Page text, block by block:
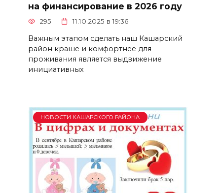
на финансирование в 2026 году
295 11.10.2025 в 19:36
Важным этапом сделать наш Кашарский
район краше и комфортнее для
проживания является выдвижение
инициативных
НОВОСТИ КАШАРСКОГО РАЙОНА